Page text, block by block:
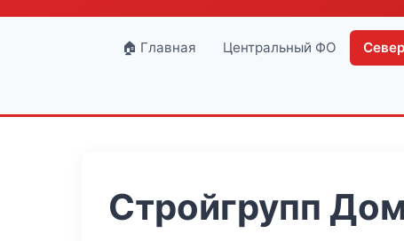
🏠 Главная Центральный ФО
Стройгрупп